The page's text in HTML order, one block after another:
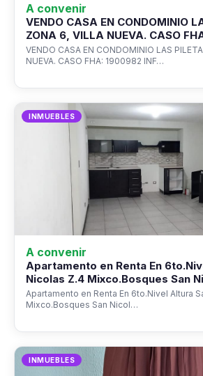
A convenir
VENDO CASA EN CONDOMINIO
ZONA 6, VILLA NUEVA. CASO
VENDO CASA EN CONDOMINIO LAS
NUEVA. CASO FHA: 1900982 INF…
INMUEBLES
A convenir
Apartamento en Renta En
Nicolas Z.4 Mixco.Bosques San
Apartamento en Renta En 6to.Nivel Altura
Mixco.Bosques San Nicol…
INMUEBLES